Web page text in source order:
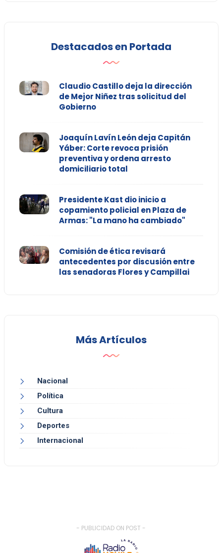
Destacados en Portada
Claudio Castillo deja la dirección
de Mejor Niñez tras solicitud del
Gobierno
Joaquín Lavín León deja Capitán
Yáber: Corte revoca prisión
preventiva y ordena arresto
domiciliario total
Presidente Kast dio inicio a
copamiento policial en Plaza de
Armas: "La mano ha cambiado"
Comisión de ética revisará
antecedentes por discusión entre
las senadoras Flores y Campillai
Más Artículos
Nacional
Política
Cultura
Deportes
Internacional
- PUBLICIDAD ON POST -